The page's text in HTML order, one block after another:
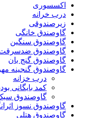
اکسسوری
درب خرانه
زیرصندوقی
گاوصندق خانگی
گاوصندوق سنگین
گاوصندوق
گاوصندوق گنج بان
گاوصندوق گنجینه
درب خزانه
کمد بایگانی
گاوصندوق
گاوصندوق نسوز
گاوصندوق هتلی